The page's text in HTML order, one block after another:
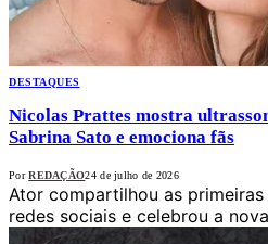
DESTAQUES
Nicolas Prattes mostra
Sabrina Sato e emociona fãs
Por REDAÇÃO24 de julho de 2026
Ator compartilhou as
redes sociais e celebrou a